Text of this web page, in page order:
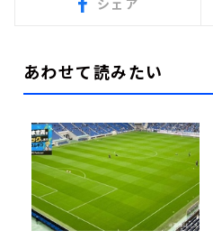
シェア
あわせて読みたい